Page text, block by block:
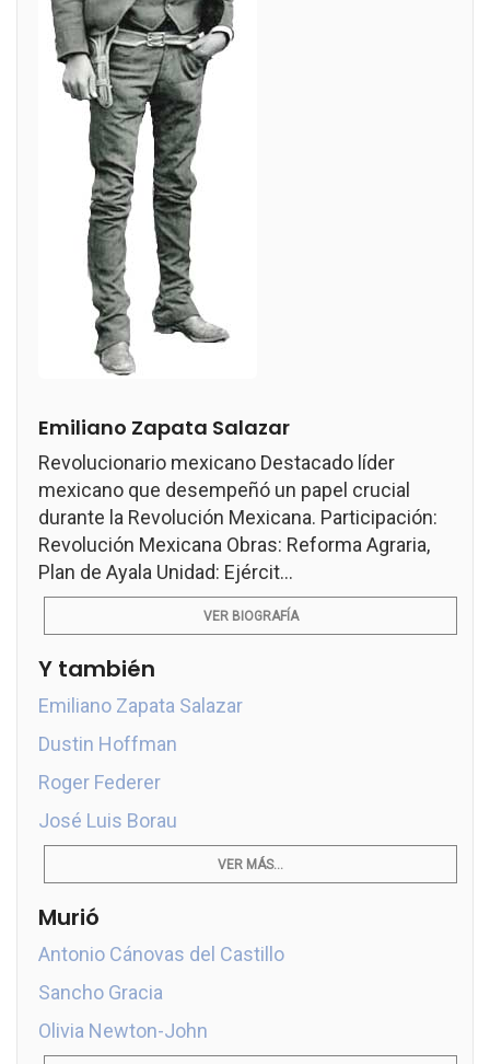
Emiliano Zapata Salazar
Revolucionario mexicano Destacado líder
mexicano que desempeñó un papel crucial
durante la Revolución Mexicana. Participación:
Revolución Mexicana Obras: Reforma Agraria,
Plan de Ayala Unidad: Ejércit...
VER BIOGRAFÍA
Y también
Emiliano Zapata Salazar
Dustin Hoffman
Roger Federer
José Luis Borau
VER MÁS...
Murió
Antonio Cánovas del Castillo
Sancho Gracia
Olivia Newton-John